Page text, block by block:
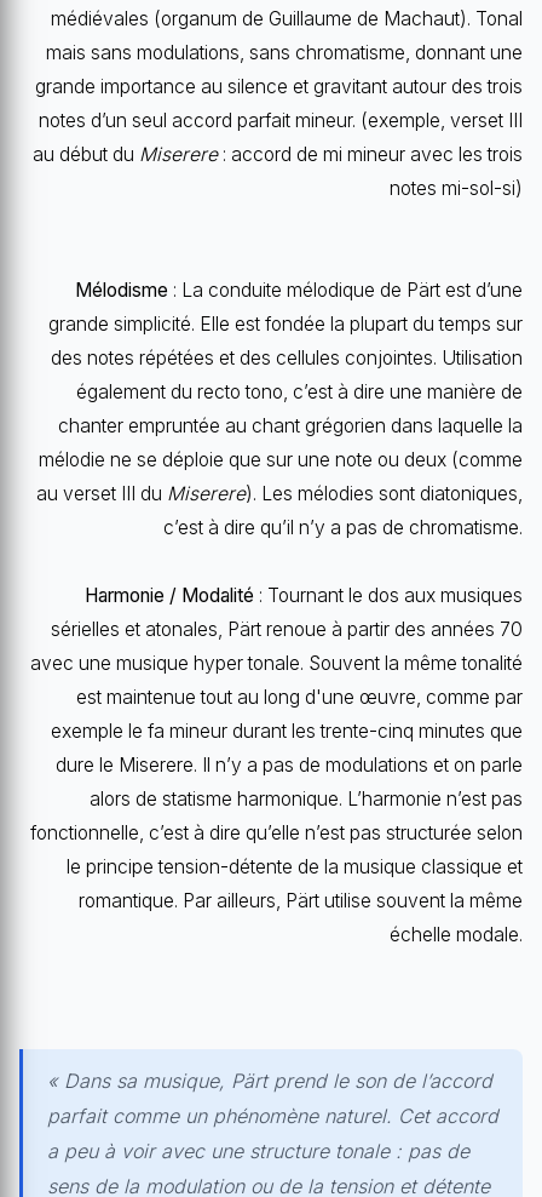
médiévales (organum de Guillaume de Machaut). Tonal
mais sans modulations, sans chromatisme, donnant une
grande importance au silence et gravitant autour des trois
notes d’un seul accord parfait mineur. (exemple, verset III
au début du Miserere: accord de mi mineur avec les trois
notes mi-sol-si)
Mélodisme : La conduite mélodique de Pärt est d’une
grande simplicité. Elle est fondée la plupart du temps sur
des notes répétées et des cellules conjointes. Utilisation
également du recto tono, c’est à dire une manière de
chanter empruntée au chant grégorien dans laquelle la
mélodie ne se déploie que sur une note ou deux (comme
au verset III du Miserere). Les mélodies sont diatoniques,
c’est à dire qu’il n’y a pas de chromatisme.
Harmonie / Modalité : Tournant le dos aux musiques
sérielles et atonales, Pärt renoue à partir des années 70
avec une musique hyper tonale. Souvent la même tonalité
est maintenue tout au long d'une œuvre, comme par
exemple le fa mineur durant les trente-cinq minutes que
dure le Miserere. Il n’y a pas de modulations et on parle
alors de statisme harmonique. L’harmonie n’est pas
fonctionnelle, c’est à dire qu’elle n’est pas structurée selon
le principe tension-détente de la musique classique et
romantique. Par ailleurs, Pärt utilise souvent la même
échelle modale.
« Dans sa musique, Pärt prend le son de l’accord
parfait comme un phénomène naturel. Cet accord
a peu à voir avec une structure tonale : pas de
sens de la modulation ou de la tension et détente